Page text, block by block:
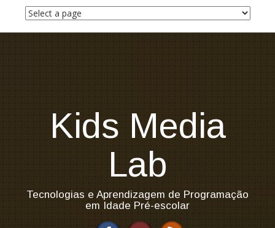
i
Kids Media
Lab
Tecnologias e Aprendizagem de Programação
em Idade Pré-escolar